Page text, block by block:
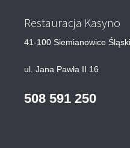
Restauracja Kasyno
41-100 Siemianowice
ul. Jana Pawła II 16
508 591 250